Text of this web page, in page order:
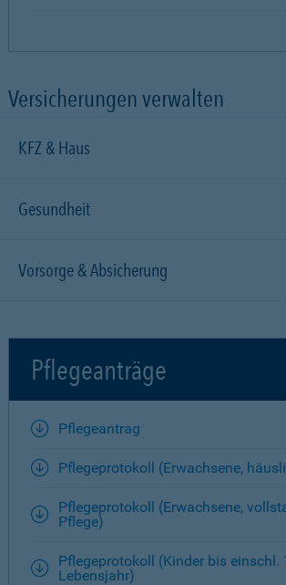
Versicherungen verwalten
KFZ & Haus
Gesundheit
Vorsorge & Absicherung
Pflegeanträge
Pflegeantrag
Pflegeprotokoll (Erwachsene,
Pflegeprotokoll (Erwachsene,
Pflege)
Pflegeprotokoll (Kinder bis einschl.
Lebensjahr)